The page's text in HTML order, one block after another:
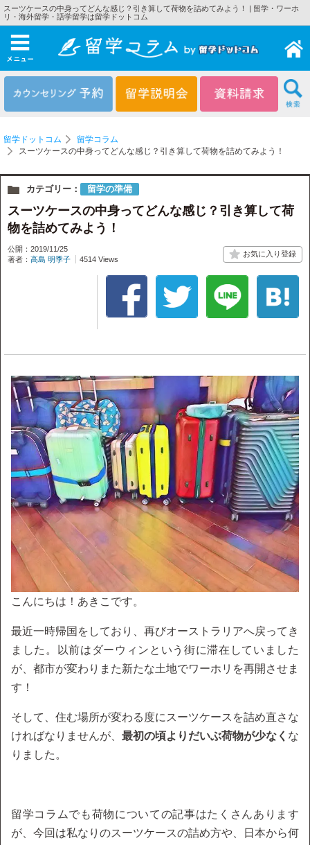
スーツケースの中身ってどんな感じ？引き算して荷物を詰めてみよう！ | 留学・ワーホ
リ・海外留学・語学留学は留学ドットコム
メニュー
留学ドットコム
留学コラム
スーツケースの中身ってどんな感じ？引き算して荷物を詰めてみよう！
カテゴリー： 留学の準備
スーツケースの中身ってどんな感じ？引き算して荷
物を詰めてみよう！
公開：2019/11/25
著者： 高島 明季子 4514 Views
こんにちは！あきこです。
最近一時帰国をしており、再びオーストラリアへ戻ってき
ました。以前はダーウィンという街に滞在していました
が、都市が変わりまた新たな土地でワーホリを再開させま
す！
そして、住む場所が変わる度にスーツケースを詰め直さな
ければなりませんが、 最初の頃よりだいぶ荷物が少なく な
りました。
留学コラムでも荷物についての記事はたくさんあります
が、今回は私なりのスーツケースの詰め方や、日本から何